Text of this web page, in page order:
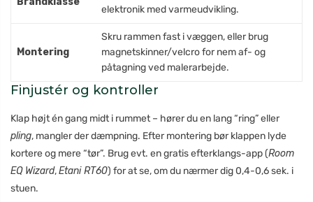
elektronik med varmeudvikling.
Montering
Skru rammen fast i væggen, eller brug
magnetskinner/velcro for nem af- og
påtagning ved malerarbejde.
Finjustér og kontroller
Klap højt én gang midt i rummet – hører du en lang “ring” eller
pling, mangler der dæmpning. Efter montering bør klappen lyde
kortere og mere “tør”. Brug evt. en gratis efterklangs-app (Room
EQ Wizard,Etani RT60) for at se, om du nærmer dig 0,4-0,6 sek. i
stuen.